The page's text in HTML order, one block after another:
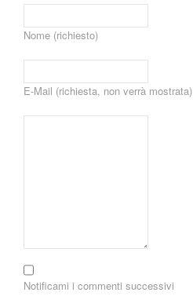
Nome (richiesto)
E-Mail (richiesta, non verrà mostrata)
Notificami i commenti successivi